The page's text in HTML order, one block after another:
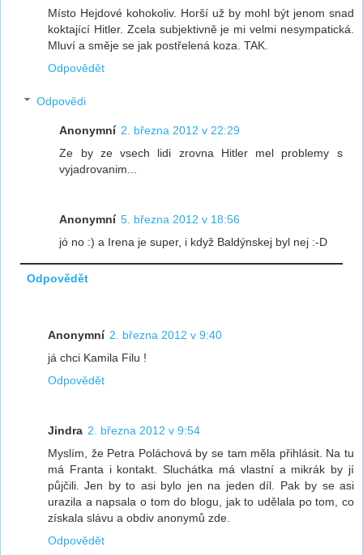
Místo Hejdové kohokoliv. Horší už by mohl být jenom snad
koktající Hitler. Zcela subjektivně je mi velmi nesympatická.
Mluví a směje se jak postřelená koza. TAK.
Odpovědět
Odpovědi
Anonymní 2. března 2012 v 22:29
Ze by ze vsech lidi zrovna Hitler mel problemy s
vyjadrovanim...
Anonymní 5. března 2012 v 18:56
jó no :) a Irena je super, i když Baldýnskej byl nej :-D
Odpovědět
Anonymní 2. března 2012 v 9:40
já chci Kamila Filu !
Odpovědět
Jindra 2. března 2012 v 9:54
Myslím, že Petra Poláchová by se tam měla přihlásit. Na tu
má Franta i kontakt. Sluchátka má vlastní a mikrák by jí
půjčili. Jen by to asi bylo jen na jeden díl. Pak by se asi
urazila a napsala o tom do blogu, jak to udělala po tom, co
získala slávu a obdiv anonymů zde.
Odpovědět